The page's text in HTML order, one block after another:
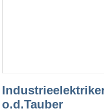
o.d.Tauber